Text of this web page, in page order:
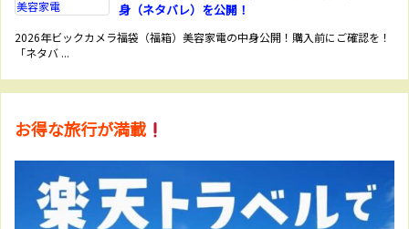
身（ネタバレ）を公開！
2026年ビックカメラ福袋（福箱）美容家電の中身公開！購入前にご確認を！
「ネタバ ...
お得な旅行が満載